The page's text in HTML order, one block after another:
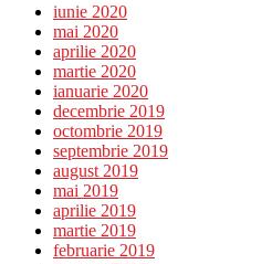
iunie 2020
mai 2020
aprilie 2020
martie 2020
ianuarie 2020
decembrie 2019
octombrie 2019
septembrie 2019
august 2019
mai 2019
aprilie 2019
martie 2019
februarie 2019